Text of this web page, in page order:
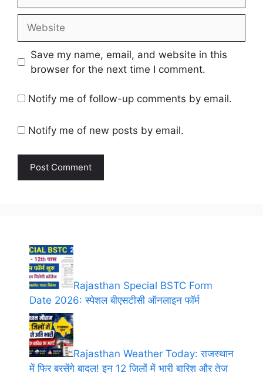
Save my name, email, and website in this
browser for the next time I comment.
Notify me of follow-up comments by email.
Notify me of new posts by email.
Rajasthan Special BSTC Form
Date 2026: स्पेशल बीएसटीसी ऑनलाइन फॉर्म
Rajasthan Weather Today: राजस्थान
में फिर बरसेंगे बादल! इन 12 जिलों में भारी बारिश और तेज